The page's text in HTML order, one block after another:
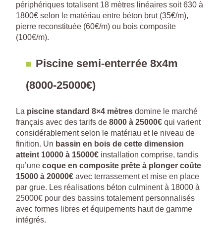
périphériques totalisent 18 mètres linéaires soit 630 à
1800€ selon le matériau entre béton brut (35€/m),
pierre reconstituée (60€/m) ou bois composite
(100€/m).
Piscine semi-enterrée 8x4m
(8000-25000€)
La piscine standard 8×4 mètres domine le marché
français avec des tarifs de 8000 à 25000€ qui varient
considérablement selon le matériau et le niveau de
finition. Un bassin en bois de cette dimension
atteint 10000 à 15000€ installation comprise, tandis
qu’une coque en composite prête à plonger coûte
15000 à 20000€ avec terrassement et mise en place
par grue. Les réalisations béton culminent à 18000 à
25000€ pour des bassins totalement personnalisés
avec formes libres et équipements haut de gamme
intégrés.